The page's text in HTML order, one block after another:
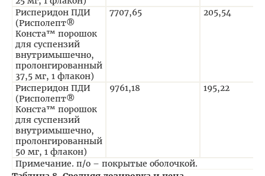
Рисперидон ПДИ
(Рисполепт®
Конста™ порошок
для суспензий
внутримышечно,
пролонгированный
37,5 мг, 1 флакон)
7707,65 205,54
Рисперидон ПДИ
(Рисполепт®
Конста™ порошок
для суспензий
внутримышечно,
пролонгированный
50 мг, 1 флакон)
9761,18 195,22
Примечание. п/о – покрытые оболочкой.